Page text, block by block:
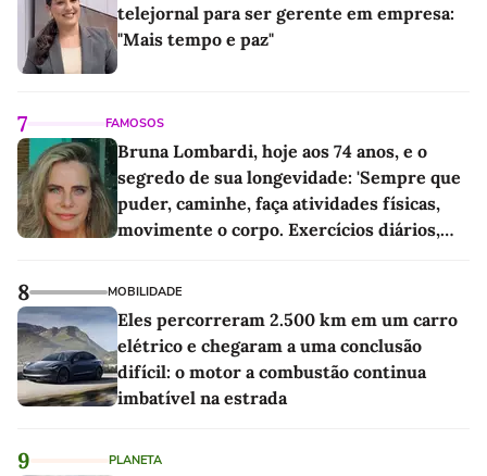
telejornal para ser gerente em empresa:
"Mais tempo e paz"
7 FAMOSOS
Bruna Lombardi, hoje aos 74 anos, e o
segredo de sua longevidade: 'Sempre que
puder, caminhe, faça atividades físicas,
movimente o corpo. Exercícios diários,
8 MOBILIDADE
Eles percorreram 2.500 km em um carro
elétrico e chegaram a uma conclusão
difícil: o motor a combustão continua
imbatível na estrada
9 PLANETA